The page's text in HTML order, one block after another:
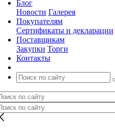
Блог
Новости Галерея
Покупателям
Сертификаты и декларации
Поставщикам
Закупки Торги
Контакты